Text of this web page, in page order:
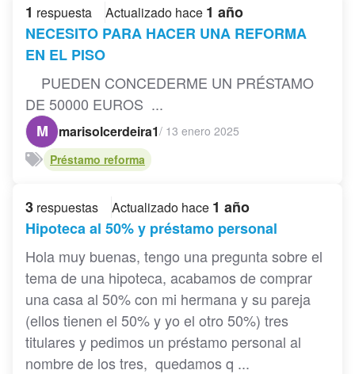
1 respuesta Actualizado hace 1 año
NECESITO PARA HACER UNA REFORMA
EN EL PISO
PUEDEN CONCEDERME UN PRÉSTAMO
DE 50000 EUROS ...
M
marisolcerdeira1/ 13 enero 2025
Préstamo reforma
3 respuestas Actualizado hace 1 año
Hipoteca al 50% y préstamo personal
Hola muy buenas, tengo una pregunta sobre el
tema de una hipoteca, acabamos de comprar
una casa al 50% con mi hermana y su pareja
(ellos tienen el 50% y yo el otro 50%) tres
titulares y pedimos un préstamo personal al
nombre de los tres, quedamos q ...